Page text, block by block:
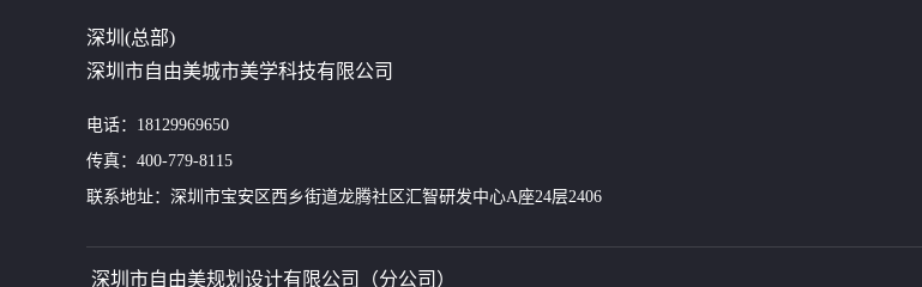
深圳(总部)
深圳市自由美城市美学科技有限公司
电话：18129969650
传真：400-779-8115
联系地址：深圳市宝安区西乡街道龙腾社区汇智研发中心A座24层2406
深圳市自由美规划设计有限公司（分公司）